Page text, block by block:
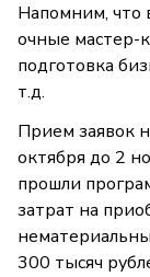
Напомним, что
очные мастер-
подготовка
т.д.
Прием заявок
октября до 2
прошли
затрат на
300 тысяч